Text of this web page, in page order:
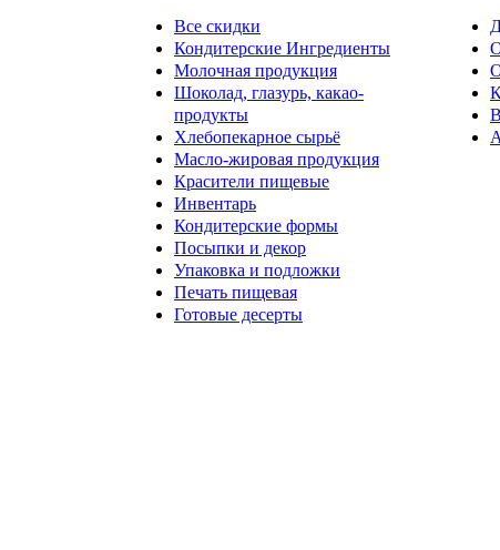
Все скидки
Кондитерские Ингредиенты
Молочная продукция
Шоколад, глазурь, какао-
продукты
Хлебопекарное сырьё
Масло-жировая продукция
Красители пищевые
Инвентарь
Кондитерские формы
Посыпки и декор
Упаковка и подложки
Печать пищевая
Готовые десерты